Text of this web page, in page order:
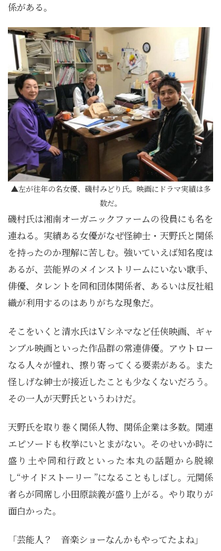
係がある。
左が往年の名女優、磯村みどり氏。映画にドラマ実績は多
数だ。
磯村氏は湘南オーガニックファームの役員にも名を
連ねる。実績ある女優がなぜ怪紳士・天野氏と関係
を持ったのか理解に苦しむ。強いていえば知名度は
あるが、芸能界のメインストリームにいない歌手、
俳優、タレントを同和団体関係者、あるいは反社組
織が利用するのはありがちな現象だ。
そこをいくと清水氏はＶシネマなど任侠映画、ギャ
ンブル映画といった作品群の常連俳優。アウトロー
なる人々が憧れ、擦り寄ってくる要素がある。また
怪しげな紳士が接近したことも少なくないだろう。
その一人が天野氏というわけだ。
天野氏を取り巻く関係人物、関係企業は多数。関連
エピソードも枚挙にいとまがない。そのせいか時に
盛り土や同和行政といった本丸の話題から脱線
し“サイドストーリー ”になることもしばし。元関係
者らが同席し小田原談義が盛り上がる。やり取りが
面白かった。
「芸能人？ 音楽ショーなんかもやってたよね」